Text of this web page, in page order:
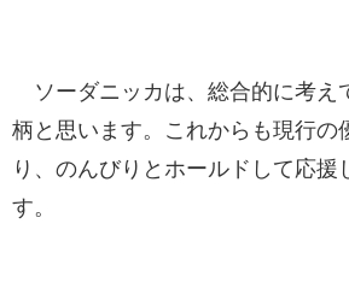
ソーダニッカは、総合的に考え
柄と思います。これからも現行の
り、のんびりとホールドして応援
す。